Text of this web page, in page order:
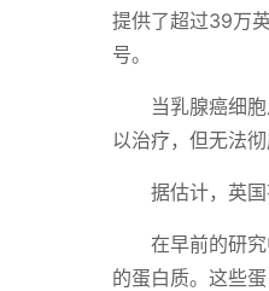
提供了超过39万
号。
当乳腺癌细
以治疗，但无法彻
据估计，英
在早前的研
的蛋白质。这些